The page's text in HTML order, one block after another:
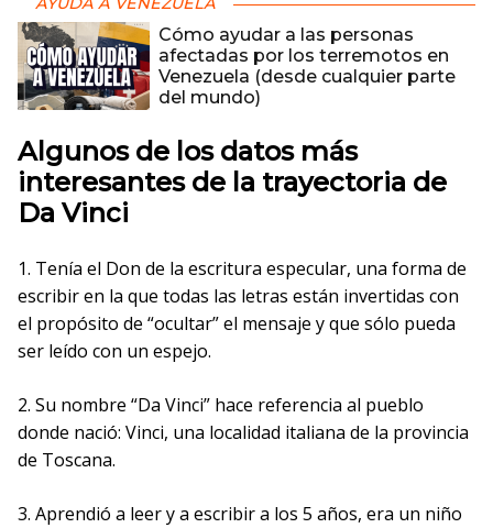
Cómo ayudar a las personas
afectadas por los terremotos en
Venezuela (desde cualquier parte
del mundo)
Algunos de los datos más
interesantes de la trayectoria de
Da Vinci
1. Tenía el Don de la escritura especular, una forma de
escribir en la que todas las letras están invertidas con
el propósito de “ocultar” el mensaje y que sólo pueda
ser leído con un espejo.
2. Su nombre “Da Vinci” hace referencia al pueblo
donde nació: Vinci, una localidad italiana de la provincia
de Toscana.
3. Aprendió a leer y a escribir a los 5 años, era un niño